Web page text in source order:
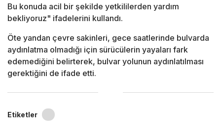
Bu konuda acil bir şekilde yetkililerden yardım
bekliyoruz" ifadelerini kullandı.
Öte yandan çevre sakinleri, gece saatlerinde bulvarda
aydınlatma olmadığı için sürücülerin yayaları fark
edemediğini belirterek, bulvar yolunun aydınlatılması
gerektiğini de ifade etti.
Etiketler